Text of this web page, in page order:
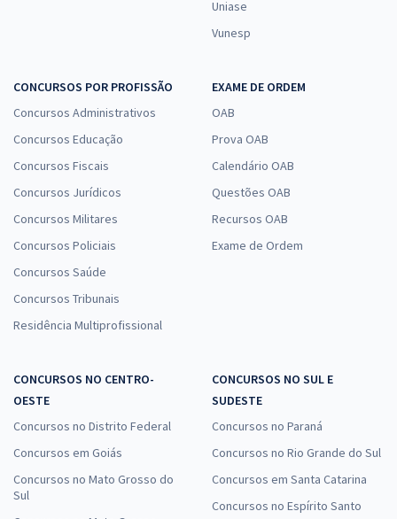
Uniase
Vunesp
CONCURSOS POR PROFISSÃO
Concursos Administrativos
Concursos Educação
Concursos Fiscais
Concursos Jurídicos
Concursos Militares
Concursos Policiais
Concursos Saúde
Concursos Tribunais
Residência Multiprofissional
EXAME DE ORDEM
OAB
Prova OAB
Calendário OAB
Questões OAB
Recursos OAB
Exame de Ordem
CONCURSOS NO CENTRO-
OESTE
Concursos no Distrito Federal
Concursos em Goiás
Concursos no Mato Grosso do
Sul
CONCURSOS NO SUL E
SUDESTE
Concursos no Paraná
Concursos no Rio Grande do Sul
Concursos em Santa Catarina
Concursos no Espírito Santo